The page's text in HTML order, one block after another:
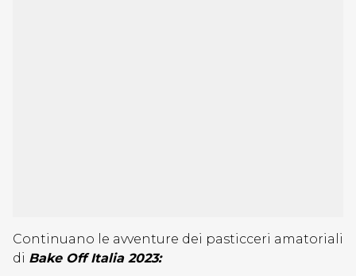
Continuano le avventure dei pasticceri amatoriali
di Bake Off Italia 2023: